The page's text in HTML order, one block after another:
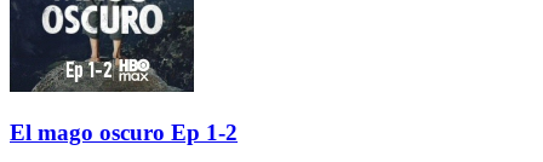
El mago oscuro Ep 1-2